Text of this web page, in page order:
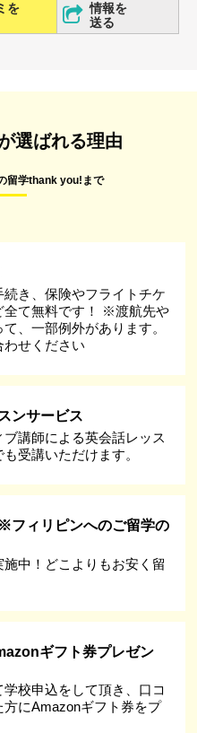
を
情報を
送る
選ばれる理由
留学thank you!まで
き、保険やフライトチケ
全て無料です！ ※渡航先や
、一部例外があります。
せください
ンサービス
講師による英会話レッス
受講いただけます。
フィリピンへのご留学の
中！どこよりもお安く留
ギフト券プレゼン
校申込をして頂き、口コ
方にAmazonギフト券をプ